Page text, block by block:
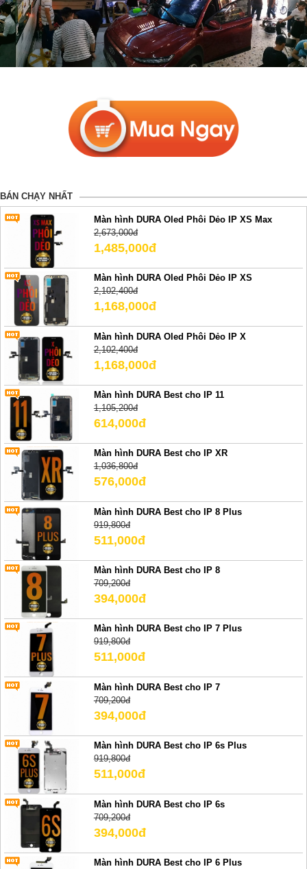
BÁN CHẠY NHẤT
Màn hình DURA Oled Phôi Dẻo IP XS Max
2,673,000đ
1,485,000đ
Màn hình DURA Oled Phôi Dẻo IP XS
2,102,400đ
1,168,000đ
Màn hình DURA Oled Phôi Dẻo IP X
2,102,400đ
1,168,000đ
Màn hình DURA Best cho IP 11
1,105,200đ
614,000đ
Màn hình DURA Best cho IP XR
1,036,800đ
576,000đ
Màn hình DURA Best cho IP 8 Plus
919,800đ
511,000đ
Màn hình DURA Best cho IP 8
709,200đ
394,000đ
Màn hình DURA Best cho IP 7 Plus
919,800đ
511,000đ
Màn hình DURA Best cho IP 7
709,200đ
394,000đ
Màn hình DURA Best cho IP 6s Plus
919,800đ
511,000đ
Màn hình DURA Best cho IP 6s
709,200đ
394,000đ
Màn hình DURA Best cho IP 6 Plus